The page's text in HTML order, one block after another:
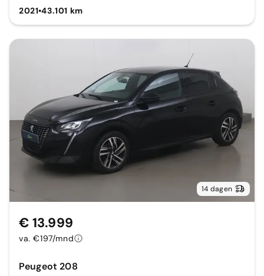
2021•43.101 km
14 dagen
Peugeot 208
€ 13.999
va. €197/mnd